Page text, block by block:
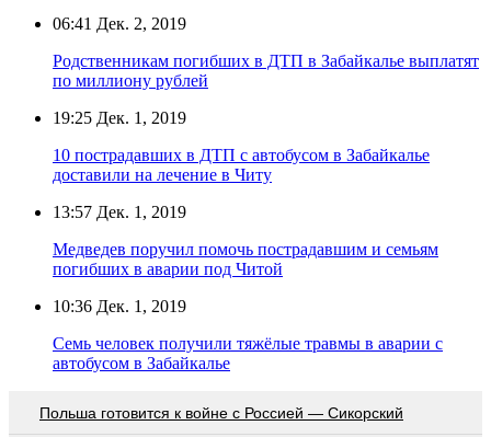
06:41 Дек. 2, 2019
Родственникам погибших в ДТП в Забайкалье выплатят
по миллиону рублей
19:25 Дек. 1, 2019
10 пострадавших в ДТП с автобусом в Забайкалье
доставили на лечение в Читу
13:57 Дек. 1, 2019
Медведев поручил помочь пострадавшим и семьям
погибших в аварии под Читой
10:36 Дек. 1, 2019
Семь человек получили тяжёлые травмы в аварии с
автобусом в Забайкалье
Польша готовится к войне с Россией — Сикорский